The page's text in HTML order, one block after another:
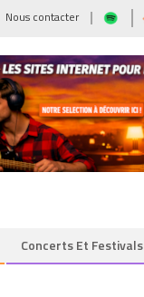
Nous contacter
Concerts Et Festivals